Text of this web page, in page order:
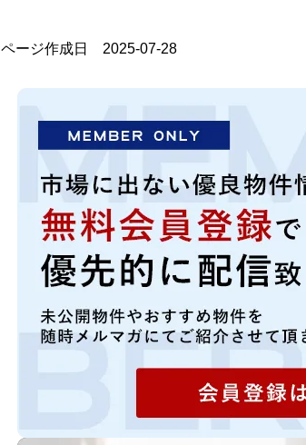
ページ作成日 2025-07-28